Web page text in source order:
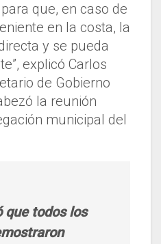
que, en caso de
en la costa, la
y se pueda
explicó Carlos
de Gobierno
la reunión
municipal del
que todos los